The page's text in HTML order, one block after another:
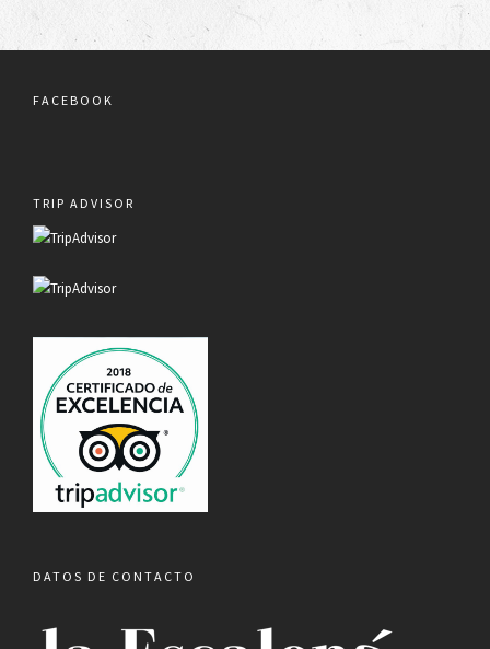
FACEBOOK
TRIP ADVISOR
DATOS DE CONTACTO